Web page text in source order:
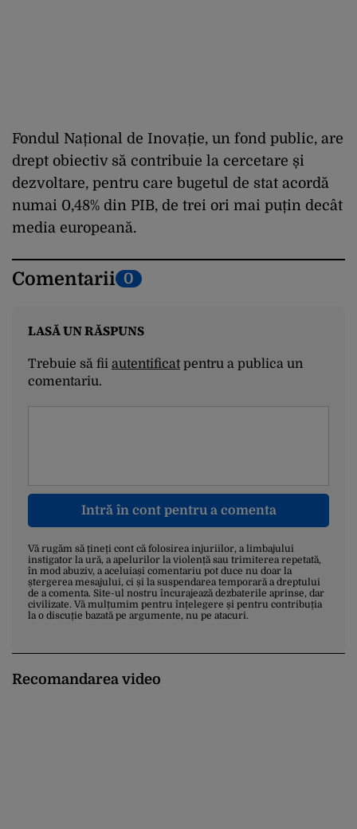
Fondul Național de Inovație, un fond public, are
drept obiectiv să contribuie la cercetare și
dezvoltare, pentru care bugetul de stat acordă
numai 0,48% din PIB, de trei ori mai puțin decât
media europeană.
Comentarii 0
LASĂ UN RĂSPUNS
Trebuie să fii autentificatpentru a publica un
comentariu.
Intră în cont pentru a comenta
Vă rugăm să țineți cont că folosirea injuriilor, a limbajului
instigator la ură, a apelurilor la violență sau trimiterea repetată,
în mod abuziv, a aceluiași comentariu pot duce nu doar la
ștergerea mesajului, ci și la suspendarea temporară a dreptului
de a comenta. Site-ul nostru încurajează dezbaterile aprinse, dar
civilizate. Vă mulțumim pentru înțelegere și pentru contribuția
la o discuție bazată pe argumente, nu pe atacuri.
Recomandarea video